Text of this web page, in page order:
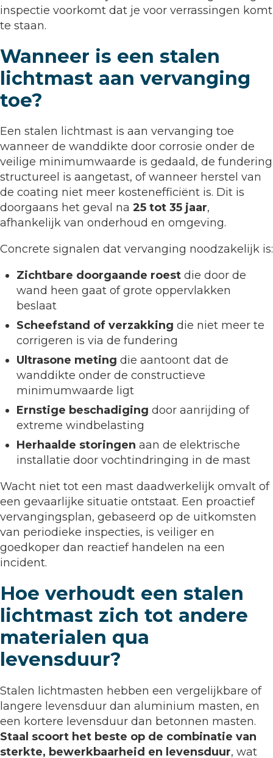
inspectie voorkomt dat je voor verrassingen komt
te staan.
Wanneer is een stalen
lichtmast aan vervanging
toe?
Een stalen lichtmast is aan vervanging toe
wanneer de wanddikte door corrosie onder de
veilige minimumwaarde is gedaald, de fundering
structureel is aangetast, of wanneer herstel van
de coating niet meer kostenefficiënt is. Dit is
doorgaans het geval na 25 tot 35 jaar,
afhankelijk van onderhoud en omgeving.
Concrete signalen dat vervanging noodzakelijk is:
Zichtbare doorgaande roest die door de
wand heen gaat of grote oppervlakken
beslaat
Scheefstand of verzakking die niet meer te
corrigeren is via de fundering
Ultrasone meting die aantoont dat de
wanddikte onder de constructieve
minimumwaarde ligt
Ernstige beschadiging door aanrijding of
extreme windbelasting
Herhaalde storingen aan de elektrische
installatie door vochtindringing in de mast
Wacht niet tot een mast daadwerkelijk omvalt of
een gevaarlijke situatie ontstaat. Een proactief
vervangingsplan, gebaseerd op de uitkomsten
van periodieke inspecties, is veiliger en
goedkoper dan reactief handelen na een
incident.
Hoe verhoudt een stalen
lichtmast zich tot andere
materialen qua
levensduur?
Stalen lichtmasten hebben een vergelijkbare of
langere levensduur dan aluminium masten, en
een kortere levensduur dan betonnen masten.
Staal scoort het beste op de combinatie van
sterkte, bewerkbaarheid en levensduur, wat